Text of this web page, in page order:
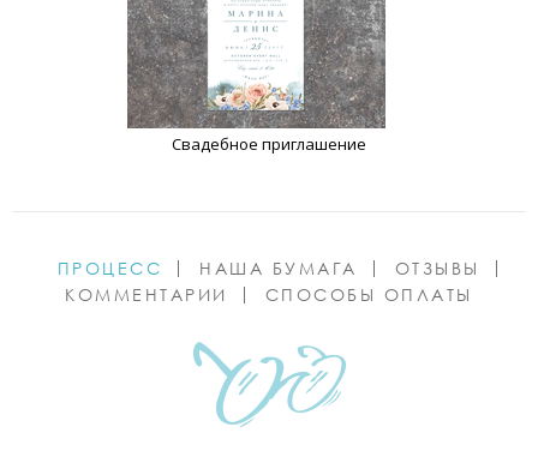
Свадебное приглашение
ПРОЦЕСС НАША БУМАГА
ОТЗЫВЫ
КОММЕНТАРИИ
СПОСОБЫ ОПЛАТЫ